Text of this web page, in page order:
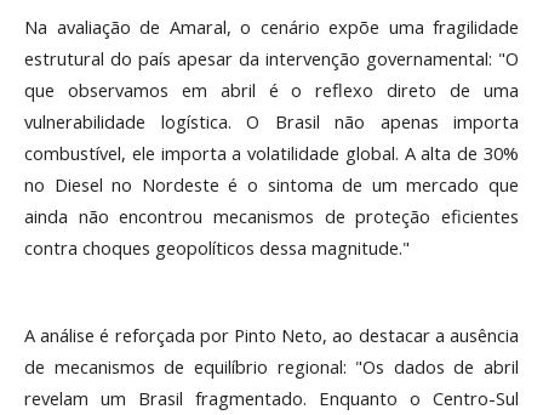
Na avaliação de Amaral, o cenário expõe uma fragilidade
estrutural do país apesar da intervenção governamental: "O
que observamos em abril é o reflexo direto de uma
vulnerabilidade logística. O Brasil não apenas importa
combustível, ele importa a volatilidade global. A alta de 30%
no Diesel no Nordeste é o sintoma de um mercado que
ainda não encontrou mecanismos de proteção eficientes
contra choques geopolíticos dessa magnitude."
A análise é reforçada por Pinto Neto, ao destacar a ausência
de mecanismos de equilíbrio regional: "Os dados de abril
revelam um Brasil fragmentado. Enquanto o Centro-Sul